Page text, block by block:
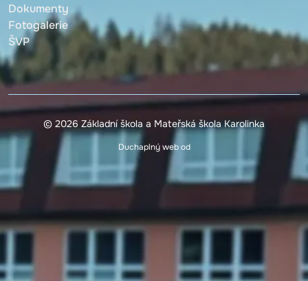
Dokumenty
Fotogalerie
ŠVP
© 2026 Základní škola a Mateřská škola Karolinka
Duchaplný web od